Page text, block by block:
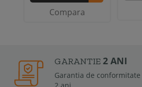
Compara
GARANTIE 2 ANI
Garantia de